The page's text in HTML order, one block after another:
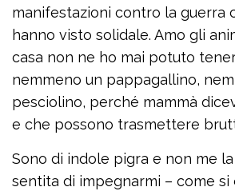
manifestazioni contro la guerra
hanno visto solidale. Amo gli
casa non ne ho mai potuto
nemmeno un pappagallino,
pesciolino, perché mammà
e che possono trasmettere
Sono di indole pigra e non me
sentita di impegnarmi – come si